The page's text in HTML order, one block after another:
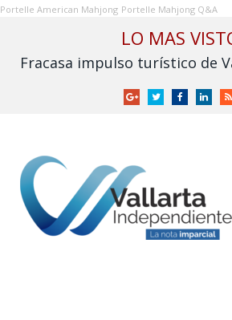
Portelle American Mahjong Portelle Mahjong Q&A
LO MAS
GoogleTwitterFacebook